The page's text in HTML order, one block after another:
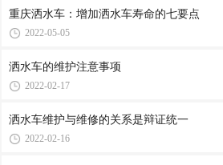
重庆洒水车：增加洒水车寿命的七要点
2022-05-05
洒水车的维护注意事项
2022-02-17
洒水车维护与维修的关系是辩证统一
2022-02-16